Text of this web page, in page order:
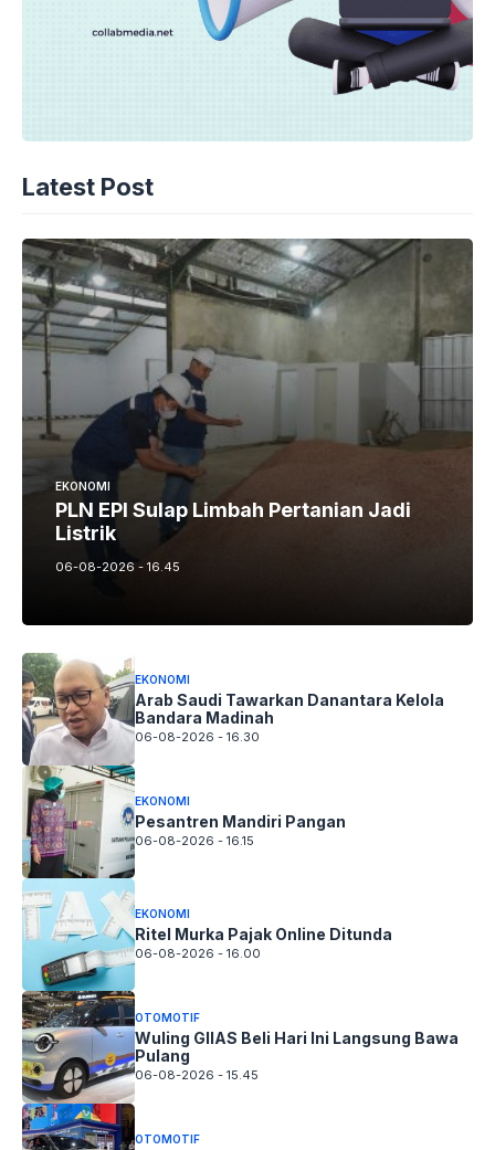
Latest Post
EKONOMI
PLN EPI Sulap Limbah Pertanian Jadi
Listrik
06-08-2026 - 16.45
EKONOMI
Arab Saudi Tawarkan Danantara Kelola
Bandara Madinah
06-08-2026 - 16.30
EKONOMI
Pesantren Mandiri Pangan
06-08-2026 - 16.15
EKONOMI
Ritel Murka Pajak Online Ditunda
06-08-2026 - 16.00
OTOMOTIF
Wuling GIIAS Beli Hari Ini Langsung Bawa
Pulang
06-08-2026 - 15.45
OTOMOTIF